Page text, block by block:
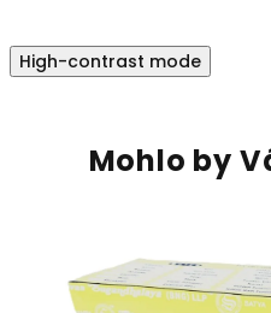
High-contrast mode
Mohlo by